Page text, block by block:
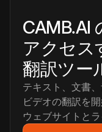
CAMB.AI
アクセス
翻訳ツー
テキスト、文書
ビデオの翻訳を開
ウェブサイトと